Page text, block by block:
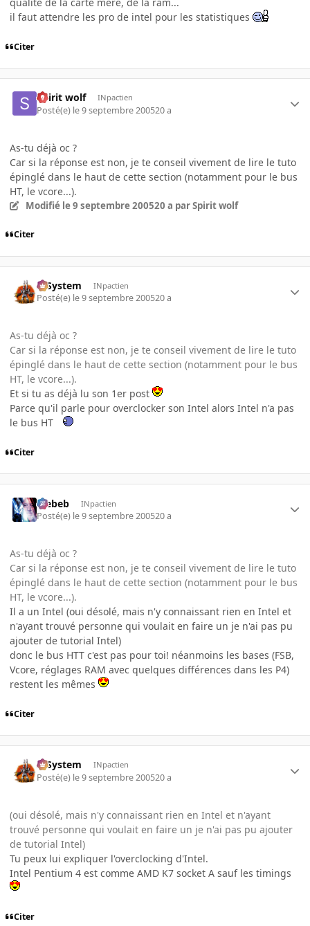
il faut attendre les pro de intel pour les statistiques
Citer
Spirit wolf INpactien
Posté(e) le 9 septembre 200520 a
As-tu déjà oc ?
Car si la réponse est non, je te conseil vivement de lire le tuto
épinglé dans le haut de cette section (notamment pour le bus
HT, le vcore...).
Modifié le 9 septembre 200520 a par Spirit wolf
Citer
X-System INpactien
Posté(e) le 9 septembre 200520 a
As-tu déjà oc ?
Car si la réponse est non, je te conseil vivement de lire le tuto
épinglé dans le haut de cette section (notamment pour le bus
HT, le vcore...).
Et si tu as déjà lu son 1er post
Parce qu'il parle pour overclocker son Intel alors Intel n'a pas
le bus HT
Citer
Trebeb INpactien
Posté(e) le 9 septembre 200520 a
As-tu déjà oc ?
Car si la réponse est non, je te conseil vivement de lire le tuto
épinglé dans le haut de cette section (notamment pour le bus
HT, le vcore...).
Il a un Intel (oui désolé, mais n'y connaissant rien en Intel et
n'ayant trouvé personne qui voulait en faire un je n'ai pas pu
ajouter de tutorial Intel)
donc le bus HTT c'est pas pour toi! néanmoins les bases (FSB,
Vcore, réglages RAM avec quelques différences dans les P4)
restent les mêmes
Citer
X-System INpactien
Posté(e) le 9 septembre 200520 a
(oui désolé, mais n'y connaissant rien en Intel et n'ayant
trouvé personne qui voulait en faire un je n'ai pas pu ajouter
de tutorial Intel)
Tu peux lui expliquer l'overclocking d'Intel.
Intel Pentium 4 est comme AMD K7 socket A sauf les timings
Citer